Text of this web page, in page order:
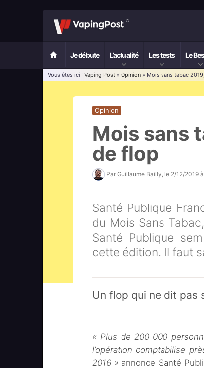
Je débute L’actualité Les tests Le
Vous êtes ici : Vaping Post » Opinion » Mois sans tabac
Opinion
Mois sans
de flop
Par Guillaume Bailly , le 2/12/2019
Santé Publique
du Mois Sans
Santé Publique
cette édition. Il faut
Un flop qui ne dit pas
« Plus de 200 000
l’opération comptabilise
2016 » annonce Santé